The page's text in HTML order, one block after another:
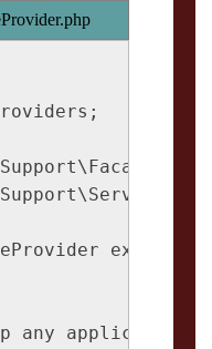
extends
any application